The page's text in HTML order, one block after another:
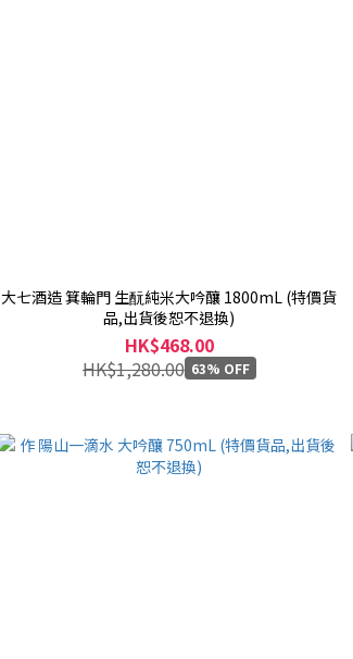
大七酒造 箕輪門 生酛純米大吟釀 1800mL (特價貨
品,出貨後恕不退換)
HK$468.00
HK$1,280.00 63% OFF